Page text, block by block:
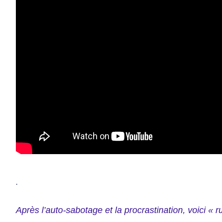
.
Après l’auto-sabotage et la procrastination, voici «